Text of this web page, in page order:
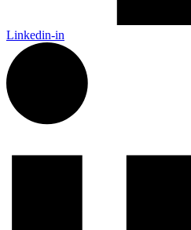
Linkedin-in